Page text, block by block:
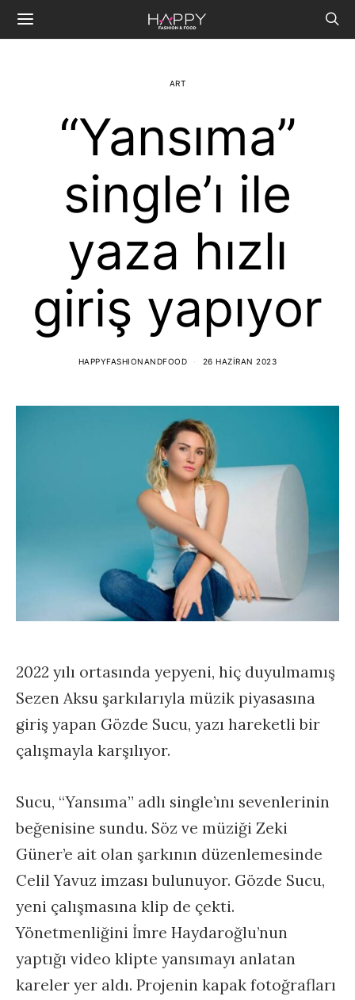
ART
“Yansıma”
single’ı ile
yaza hızlı
giriş yapıyor
HAPPYFASHIONANDFOOD 26 HAZIRAN 2023
2022 yılı ortasında yepyeni, hiç duyulmamış
Sezen Aksu şarkılarıyla müzik piyasasına
giriş yapan Gözde Sucu, yazı hareketli bir
çalışmayla karşılıyor.
Sucu, “Yansıma” adlı single’ını sevenlerinin
beğenisine sundu. Söz ve müziği Zeki
Güner’e ait olan şarkının düzenlemesinde
Celil Yavuz imzası bulunuyor. Gözde Sucu,
yeni çalışmasına klip de çekti.
Yönetmenliğini İmre Haydaroğlu’nun
yaptığı video klipte yansımayı anlatan
kareler yer aldı. Projenin kapak fotoğrafları